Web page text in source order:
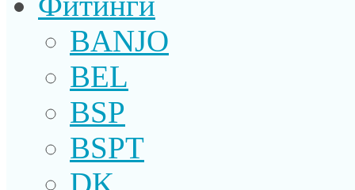
BANJO
BEL
BSP
BSPT
DK